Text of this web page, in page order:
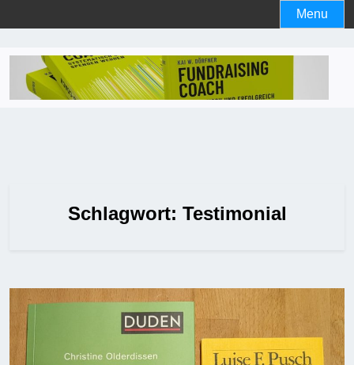
to
Menu
Schlagwort: Testimonial